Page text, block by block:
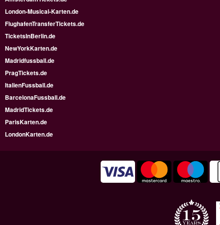
London-Musical-Karten.de
FlughafenTransferTickets.de
TicketsInBerlin.de
NewYorkKarten.de
Madridfussball.de
PragTickets.de
ItalienFussball.de
BarcelonaFussball.de
MadridTickets.de
ParisKarten.de
LondonKarten.de